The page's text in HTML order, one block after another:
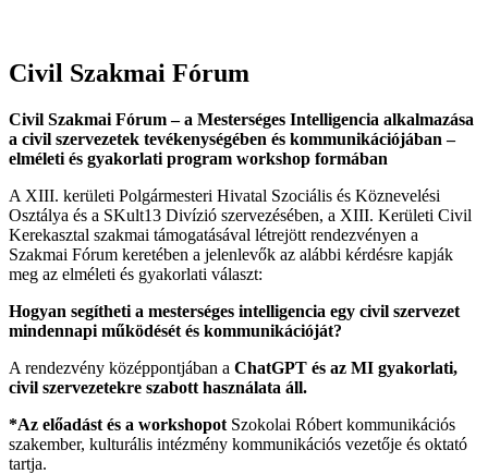
Civil Szakmai Fórum
Civil Szakmai Fórum – a Mesterséges Intelligencia alkalmazása
a civil szervezetek tevékenységében és kommunikációjában –
elméleti és gyakorlati program workshop formában
A XIII. kerületi Polgármesteri Hivatal Szociális és Köznevelési
Osztálya és a SKult13 Divízió szervezésében, a XIII. Kerületi Civil
Kerekasztal szakmai támogatásával létrejött rendezvényen a
Szakmai Fórum keretében a jelenlevők az alábbi kérdésre kapják
meg az elméleti és gyakorlati választ:
Hogyan segítheti a mesterséges intelligencia egy civil szervezet
mindennapi működését és kommunikációját?
A rendezvény középpontjában a ChatGPT és az MI gyakorlati,
civil szervezetekre szabott használata áll.
*Az előadást és a workshopot Szokolai Róbert kommunikációs
szakember, kulturális intézmény kommunikációs vezetője és oktató
tartja.